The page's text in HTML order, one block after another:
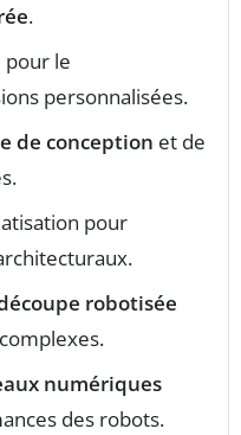
.
pour le
personnalisées.
de conception et de
pour
robotisée
numériques
des robots.